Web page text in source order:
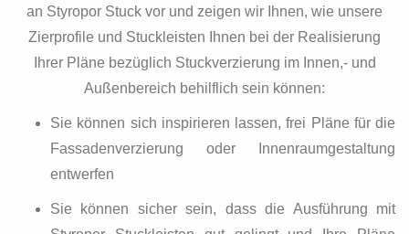
an Styropor Stuck vor und zeigen wir Ihnen, wie unsere
Zierprofile und Stuckleisten Ihnen bei der Realisierung
Ihrer Pläne bezüglich Stuckverzierung im Innen,- und
Außenbereich behilflich sein können:
Sie können sich inspirieren lassen, frei Pläne für die
Fassadenverzierung oder Innenraumgestaltung
entwerfen
Sie können sicher sein, dass die Ausführung mit